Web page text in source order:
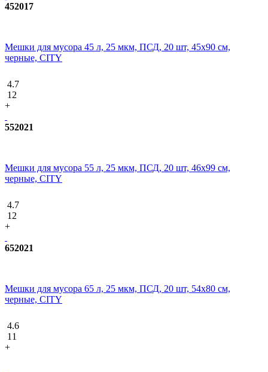
452017
Мешки для мусора 45 л, 25 мкм, ПСД, 20 шт, 45х90 см,
черные, CITY
4.7
12
+
552021
Мешки для мусора 55 л, 25 мкм, ПСД, 20 шт, 46х99 см,
черные, CITY
4.7
12
+
652021
Мешки для мусора 65 л, 25 мкм, ПСД, 20 шт, 54х80 см,
черные, CITY
4.6
11
+